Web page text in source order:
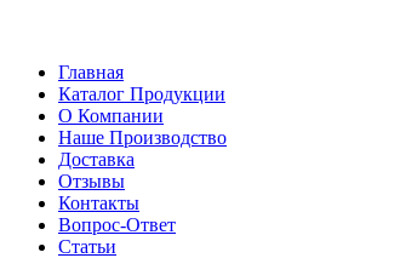
Главная
Каталог Продукции
О Компании
Наше Производство
Доставка
Отзывы
Контакты
Вопрос-Ответ
Статьи